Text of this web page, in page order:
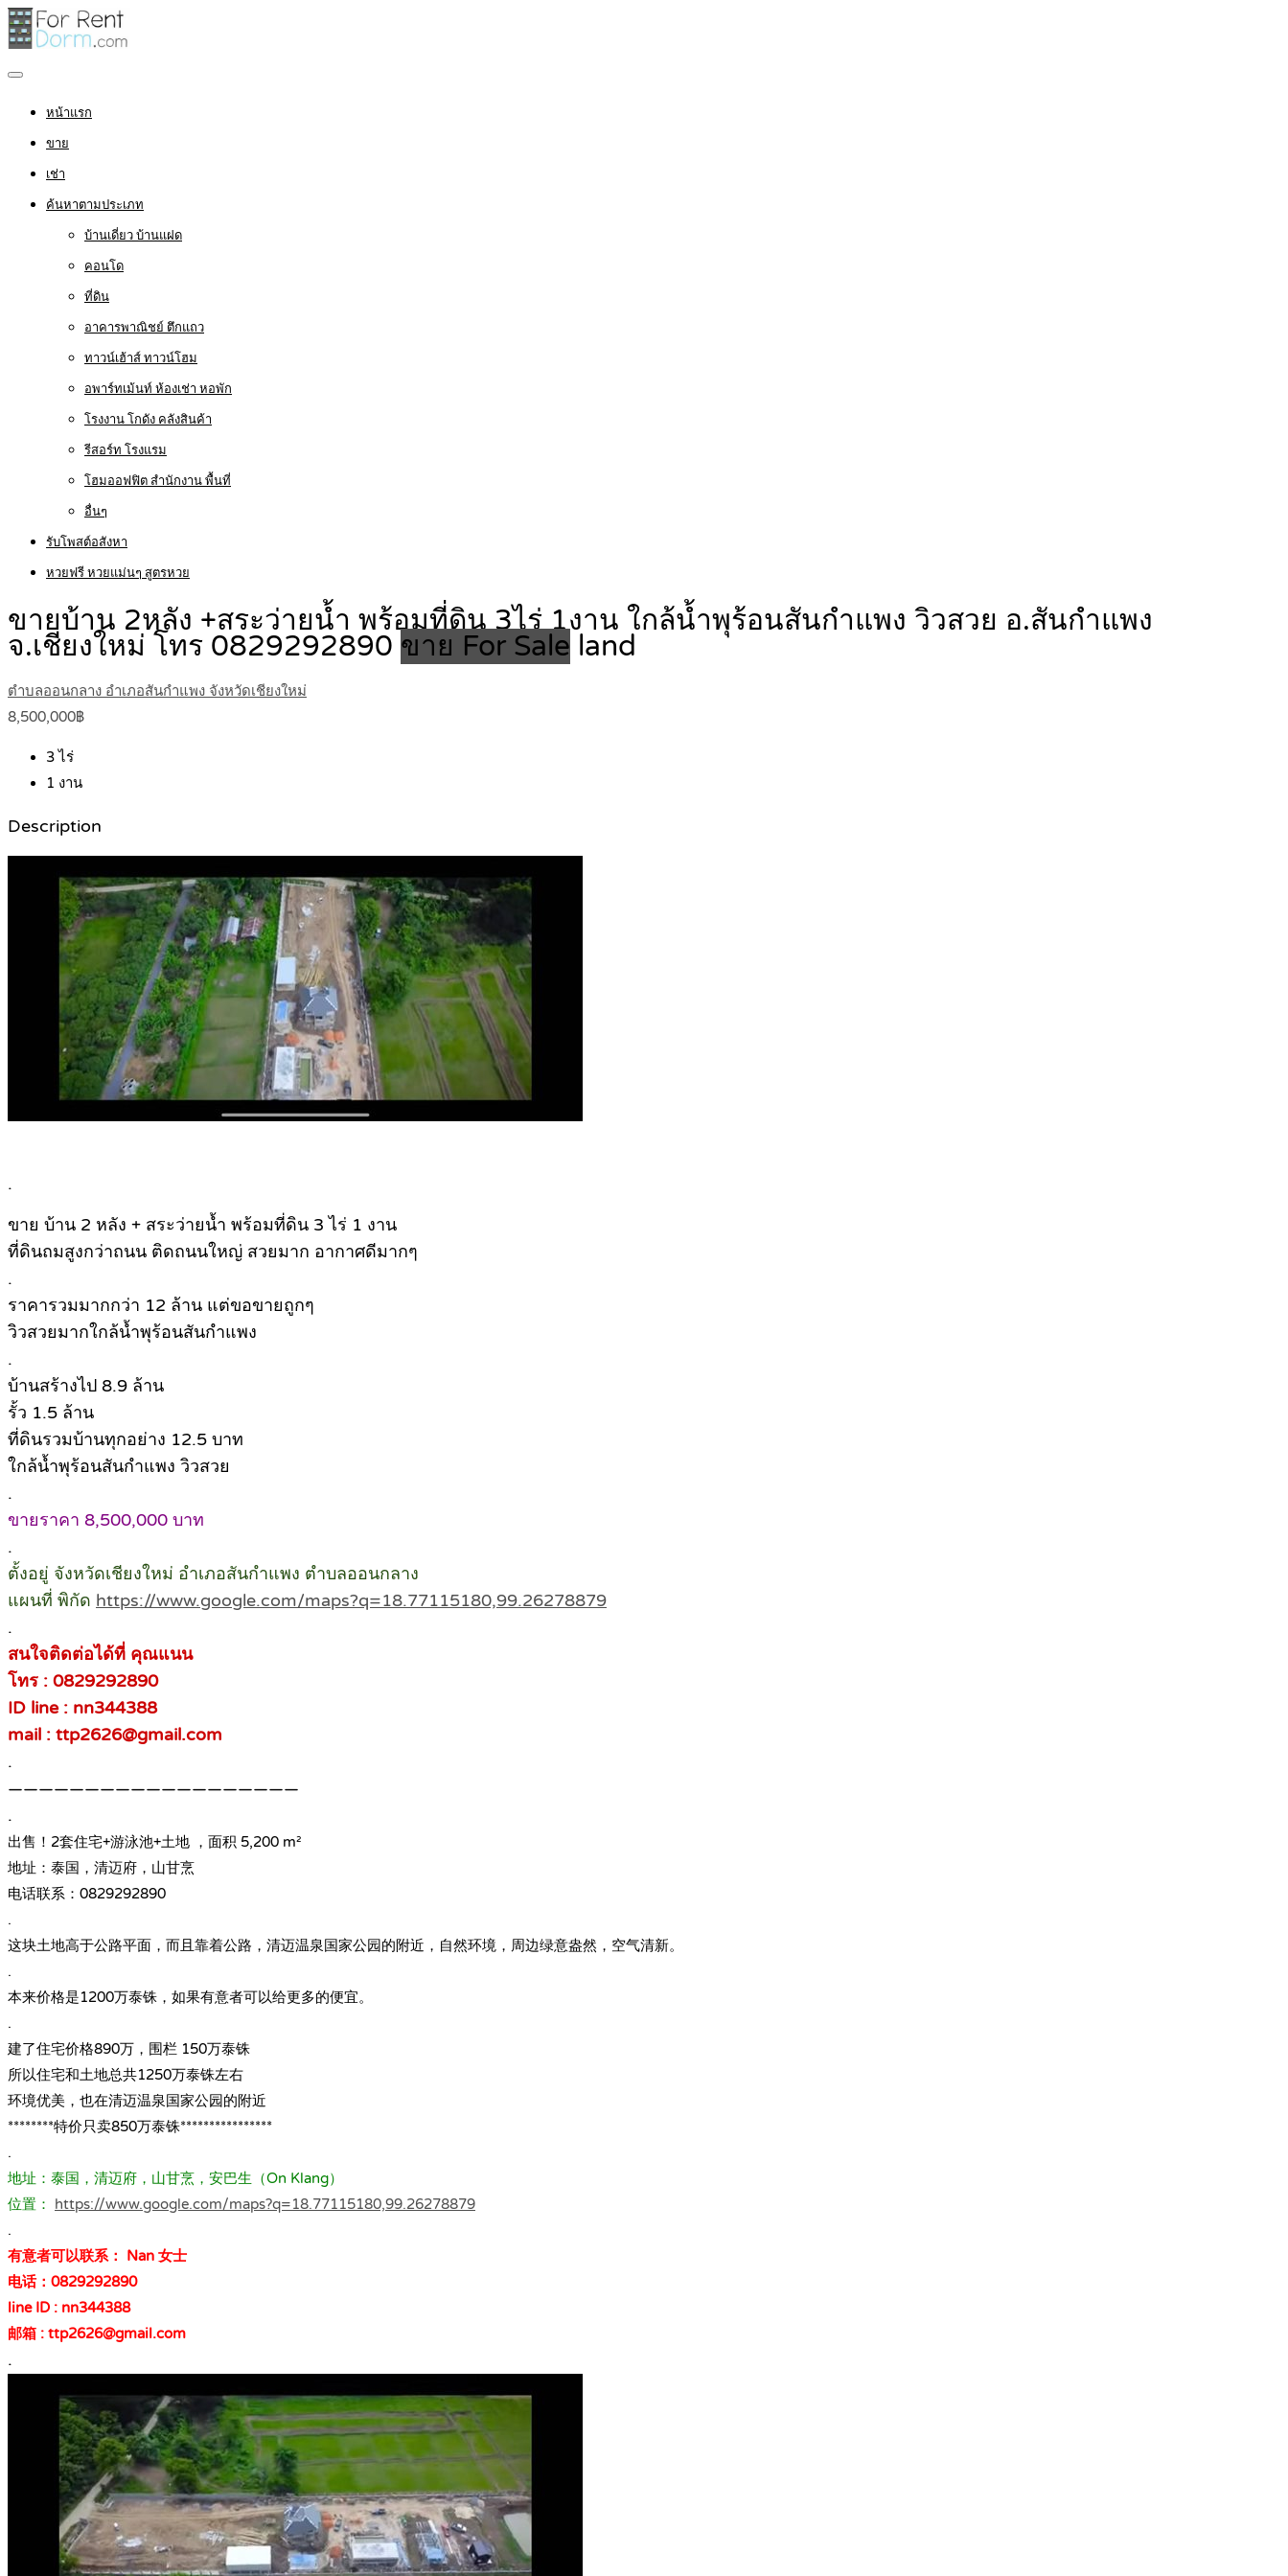
หน้าแรก
ขาย
เช่า
ค้นหาตามประเภท
บ้านเดี่ยว บ้านแฝด
คอนโด
ที่ดิน
อาคารพาณิชย์ ตึกแถว
ทาวน์เฮ้าส์ ทาวน์โฮม
อพาร์ทเม้นท์ ห้องเช่า หอพัก
โรงงาน โกดัง คลังสินค้า
รีสอร์ท โรงแรม
โฮมออฟฟิต สำนักงาน พื้นที่
อื่นๆ
รับโพสต์อสังหา
หวยฟรี หวยแม่นๆ สูตรหวย
ขายบ้าน 2หลัง +สระว่ายน้ำ พร้อมที่ดิน 3ไร่ 1งาน ใกล้น้ำพุร้อนสันกำแพง วิวสวย อ.สันกำแพง
จ.เชียงใหม่ โทร 0829292890 ขาย For Sale land
ตำบลออนกลาง อำเภอสันกำแพง จังหวัดเชียงใหม่
8,500,000฿
3ไร่
1 งาน
Description
.
ขาย บ้าน 2 หลัง + สระว่ายน้ำ พร้อมที่ดิน 3 ไร่ 1 งาน
ที่ดินถมสูงกว่าถนน ติดถนนใหญ่ สวยมาก อากาศดีมากๆ
.
ราคารวมมากกว่า 12 ล้าน แต่ขอขายถูกๆ
วิวสวยมากใกล้น้ำพุร้อนสันกำแพง
.
บ้านสร้างไป 8.9 ล้าน
รั้ว 1.5 ล้าน
ที่ดินรวมบ้านทุกอย่าง 12.5 บาท
ใกล้น้ำพุร้อนสันกำแพง วิวสวย
.
ขายราคา 8,500,000 บาท
.
ตั้งอยู่ จังหวัดเชียงใหม่ อำเภอสันกำแพง ตำบลออนกลาง
แผนที่ พิกัด https://www.google.com/maps?q=18.77115180,99.26278879
.
สนใจติดต่อได้ที่ คุณแนน
โทร : 0829292890
ID line : nn344388
mail : ttp2626@gmail.com
.
———————————————————
.
出售！2套住宅+游泳池+土地 ，面积 5,200 m²
地址：泰国，清迈府，山甘烹
电话联系：0829292890
.
这块土地高于公路平面，而且靠着公路，清迈温泉国家公园的附近，自然环境，周边绿意盎然，空气清新。
.
本来价格是1200万泰铢，如果有意者可以给更多的便宜。
.
建了住宅价格890万，围栏 150万泰铢
所以住宅和土地总共1250万泰铢左右
环境优美，也在清迈温泉国家公园的附近
********特价只卖850万泰铢****************
.
地址：泰国，清迈府，山甘烹，安巴生（On Klang）
位置： https://www.google.com/maps?q=18.77115180,99.26278879
.
有意者可以联系： Nan 女士
电话：0829292890
line ID : nn344388
邮箱 : ttp2626@gmail.com
.